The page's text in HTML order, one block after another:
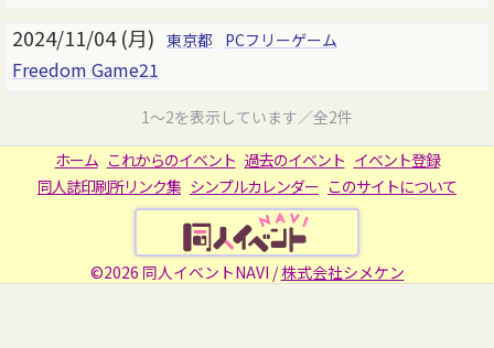
2024/11/04 (月) 東京都 PCフリーゲーム
Freedom Game21
1～2を表示しています／全2件
ホーム これからのイベント 過去のイベント イベント登録
同人誌印刷所リンク集 シンプルカレンダー このサイトについて
©2026 同人イベントNAVI /株式会社シメケン